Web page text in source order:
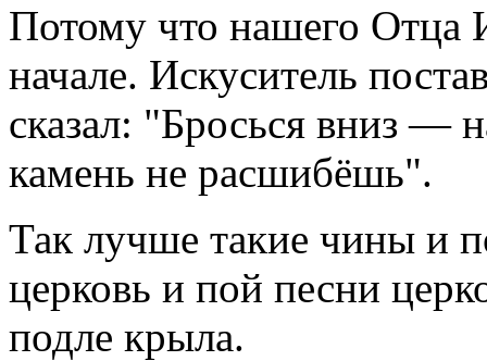
Потому что нашего Отца
начале. Искуситель
сказал: "Бросься вниз —
камень не расшибёшь".
Так лучше такие чины и
церковь и пой песни
подле крыла.